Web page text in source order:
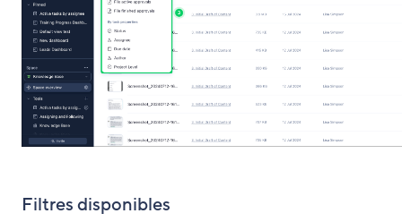
Filtres disponibles